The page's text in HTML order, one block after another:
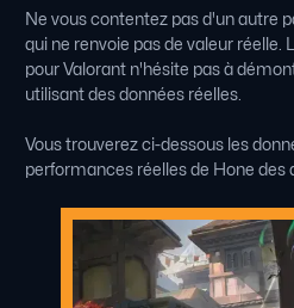
Ne vous contentez pas d'un autre
qui ne renvoie pas de valeur réelle.
pour Valorant n'hésite pas à
utilisant des données réelles.
Vous trouverez ci-dessous les
performances réelles de Hone des